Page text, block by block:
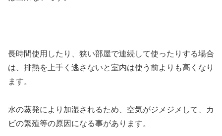
長時間使用したり、狭い部屋で連続して使ったりする場合
は、排熱を上手く逃さないと室内は使う前よりも高くなり
ます。
水の蒸発により加湿されるため、空気がジメジメして、カ
ビの繁殖等の原因になる事があります。